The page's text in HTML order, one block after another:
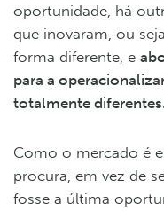
oportunidade, há
que inovaram, ou
forma diferente, e
para a
totalmente diferentes.
Como o mercado é
procura, em vez de
fosse a última